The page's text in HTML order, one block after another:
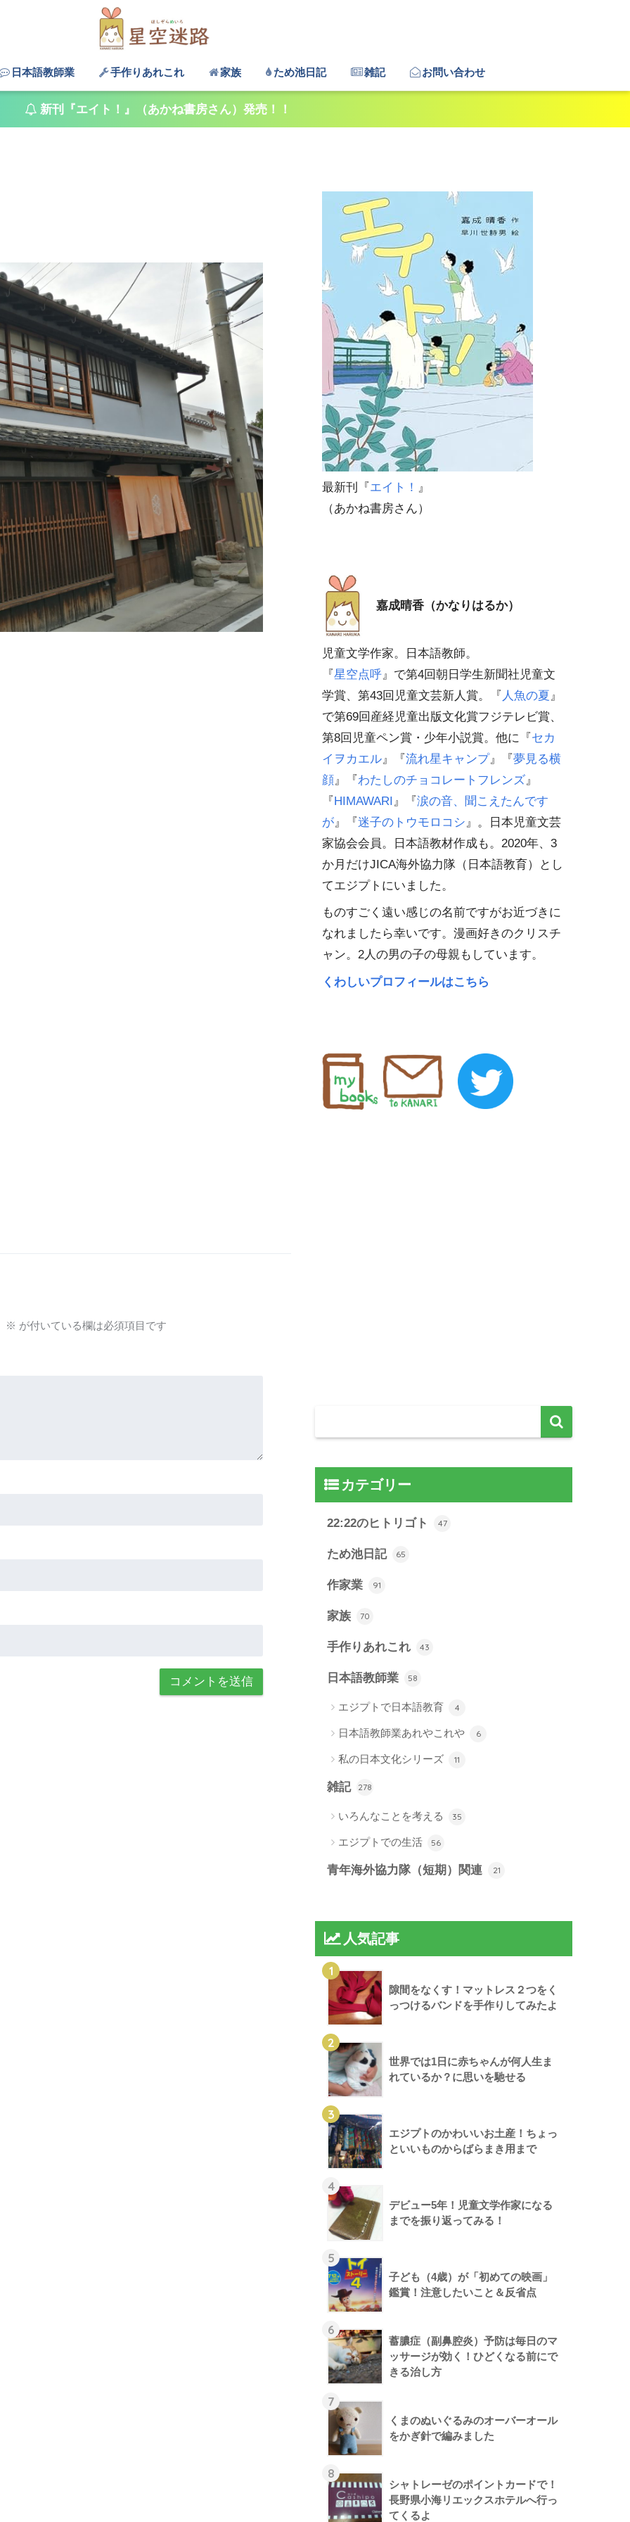
日本語教師業 手作りあれこれ 家族 ため池日記 雑記 お問い合わせ
新刊『エイト！』（あかね書房さん）発売！！
※ が付いている欄は必須項目です
最新刊『エイト！ 』
（あかね書房さん）
嘉成晴香（かなりはるか）
児童文学作家。日本語教師。
『星空点呼』で第4回朝日学生新聞社児童文
学賞、第43回児童文芸新人賞。『 人魚の夏』
で第69回産経児童出版文化賞フジテレビ賞、
第8回児童ペン賞・少年小説賞。他に『セカ
イヲカエル』『流れ星キャンプ』『夢見る横
顔』『わたしのチョコレートフレンズ』
『HIMAWARI』『涙の音、聞こえたんです
が』『迷子のトウモロコシ』。日本児童文芸
家協会会員。日本語教材作成も。2020年、3
か月だけJICA海外協力隊（日本語教育）とし
てエジプトにいました。
ものすごく遠い感じの名前ですがお近づきに
なれましたら幸いです。漫画好きのクリスチ
ャン。2人の男の子の母親もしています。
くわしいプロフィールはこちら
カテゴリー
22:22のヒトリゴト 47
ため池日記 65
作家業 91
家族 70
手作りあれこれ 43
日本語教師業 58
エジプトで日本語教育 4
日本語教師業あれやこれや 6
私の日本文化シリーズ 11
雑記 278
いろんなことを考える 35
エジプトでの生活 56
青年海外協力隊（短期）関連 21
人気記事
1
隙間をなくす！マットレス２つをく
っつけるバンドを手作りしてみたよ
2
世界では1日に赤ちゃんが何人生ま
れているか？に思いを馳せる
3
エジプトのかわいいお土産！ちょっ
といいものからばらまき用まで
4
デビュー5年！児童文学作家になる
までを振り返ってみる！
5
子ども（4歳）が「初めての映画」
鑑賞！注意したいこと＆反省点
6
蓄膿症（副鼻腔炎）予防は毎日のマ
ッサージが効く！ひどくなる前にで
きる治し方
7
くまのぬいぐるみのオーバーオール
をかぎ針で編みました
8
シャトレーゼのポイントカードで！
長野県小海リエックスホテルへ行っ
てくるよ